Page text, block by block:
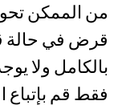
من الممكن
قرض في حالة
بالكامل ولا
فقط قم بإتباع